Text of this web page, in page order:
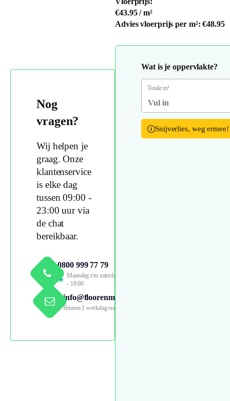
Nog
vragen?
Wij helpen je
graag. Onze
klantenservice
is elke dag
tussen 09:00 -
23:00 uur via
de chat
bereikbaar.
0800 999 77 79
Maandag t/m zaterdag 09:00
- 18:00
info@floorenmore.nl
Binnen 1 werkdag reactie
€43.95/ m²
Advies vloerprijs per m²: €48.95
Wat is je oppervlakte?
Totale m²
Snijverlies, weg